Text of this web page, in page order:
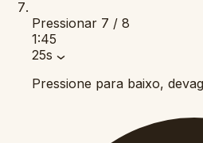
Pressionar 7 / 8
1:45
25s
Pressione para baixo,